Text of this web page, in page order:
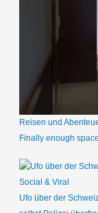
Reisen und
Finally enough
Social & Viral
Ufo über der